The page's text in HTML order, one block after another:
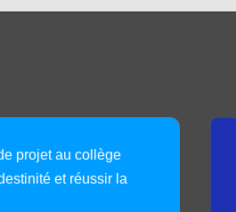
projet au collège
et réussir la